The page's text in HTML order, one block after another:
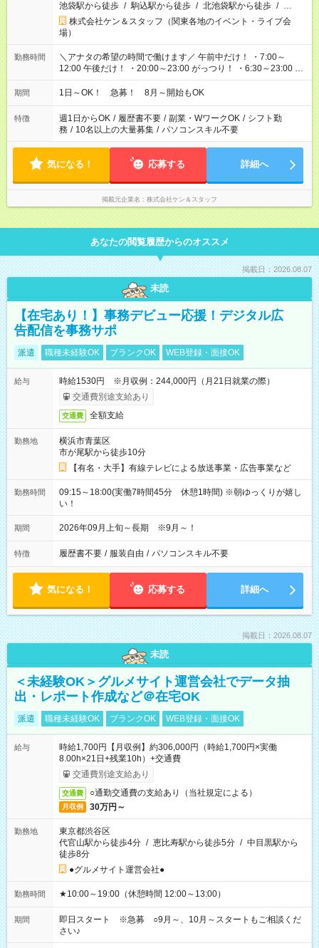
池袋駅から徒歩 / 駒込駅から徒歩 / 北池袋駅から徒歩 / …
株式会社ケン＆スタッフ（関東各地のイベント・ライブ会
場）
勤務時間
＼アナタの希望の時間で働けます／ 午前中だけ！ ・7:00～
12:00 午後だけ！ ・20:00～23:00 がっつり！ ・6:30～23:00 ・
12:00～21:00 ・16:00～翌8:00 …etc ※時間曜日イベントによ
り異なります。
期間 1日～OK！ 急募！ 8月～開始もOK
特徴 週1日からOK / 履歴書不要 / 副業・WワークOK / シフト勤
務 / 10名以上の大量募集 / パソコンスキル不要
気になる！ 応募する 詳細へ
掲載元企業名 株式会社ケン＆スタッフ
あなたの閲覧履歴からのオススメ
掲載日：2026.08.07
未読
【在宅あり！】事務デビュー応援！デジタル広
告配信を事務サポ
派遣 職種未経験OK ブランクOK WEB登録・面接OK
給与
時給1530円 ※月収例：244,000円（月21日就業の際）
交通費別途支給あり
交通費 全額支給
勤務地
横浜市青葉区
市が尾駅から徒歩10分
【有名・大手】有線テレビによる放送事業・広告事業など
勤務時間
09:15～18:00(実働7時間45分 休憩1時間) ※朝ゆっくりが嬉し
い！
期間 2026年09月上旬～長期 ※9月～！
特徴 履歴書不要 / 服装自由 / パソコンスキル不要
気になる！ 応募する 詳細へ
掲載日：2026.08.07
未読
＜未経験OK＞グルメサイト運営会社でデータ抽
出・レポート作成など＠在宅OK
派遣 職種未経験OK ブランクOK WEB登録・面接OK
給与
時給1,700円【月収例】約306,000円（時給1,700円×実働
8.00h×21日+残業10h）+交通費
交通費別途支給あり
交通費 ○通勤交通費の支給あり（当社規定による）
月収例 30万円～
勤務地
東京都渋谷区
代官山駅から徒歩4分 / 恵比寿駅から徒歩5分 / 中目黒駅から
徒歩8分
●グルメサイト運営会社●
勤務時間 ★10:00～19:00（休憩時間 12:00～13:00）
期間
即日スタート ※急募 ○9月～、10月～スタートもご相談くだ
さい♪